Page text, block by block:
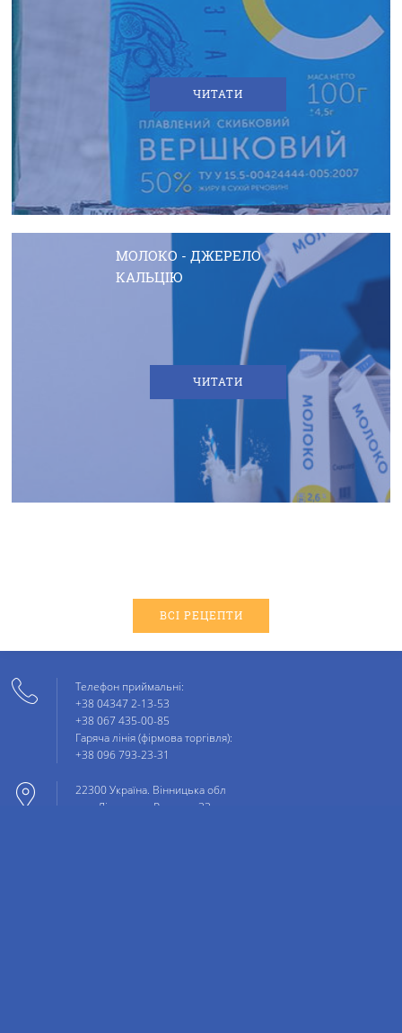
ЧИТАТИ
ЦІКАВО ЗНАТИ
МОЛОКО - ДЖЕРЕЛО
КАЛЬЦІЮ
ЧИТАТИ
ВСІ РЕЦЕПТИ
Телефон приймальні:
+38 04347 2-13-53
+38 067 435-00-85
Гаряча лінія (фірмова торгівля):
+38 096 793-23-31
22300 Україна. Вінницька обл
смт. Літин. вул. Ринкова 33